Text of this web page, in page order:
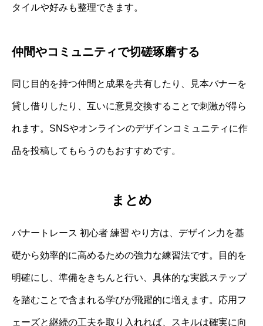
タイルや好みも整理できます。
仲間やコミュニティで切磋琢磨する
同じ目的を持つ仲間と成果を共有したり、見本バナーを
貸し借りしたり、互いに意見交換することで刺激が得ら
れます。SNSやオンラインのデザインコミュニティに作
品を投稿してもらうのもおすすめです。
まとめ
バナートレース 初心者 練習 やり方は、デザイン力を基
礎から効率的に高めるための強力な練習法です。目的を
明確にし、準備をきちんと行い、具体的な実践ステップ
を踏むことで含まれる学びが飛躍的に増えます。応用フ
ェーズと継続の工夫を取り入れれば、スキルは確実に向